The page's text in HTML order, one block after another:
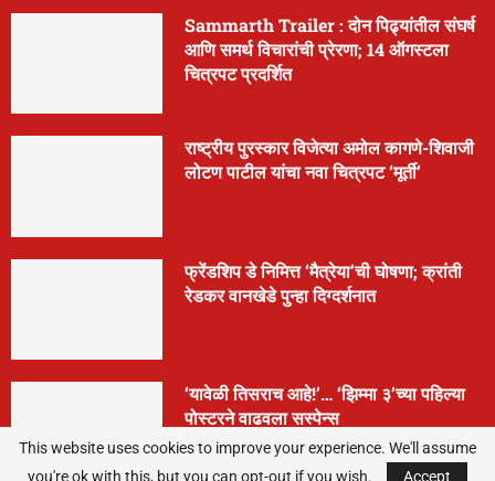
Sammarth Trailer : दोन पिढ्यांतील संघर्ष
आणि समर्थ विचारांची प्रेरणा; 14 ऑगस्टला
चित्रपट प्रदर्शित
राष्ट्रीय पुरस्कार विजेत्या अमोल कागणे-शिवाजी
लोटण पाटील यांचा नवा चित्रपट ‘मूर्ती’
फ्रेंडशिप डे निमित्त ‘मैत्रेया’ची घोषणा; क्रांती
रेडकर वानखेडे पुन्हा दिग्दर्शनात
‘यावेळी तिसराच आहे!’… ‘झिम्मा ३’च्या पहिल्या
पोस्टरने वाढवला सस्पेन्स
This website uses cookies to improve your experience. We'll assume
you're ok with this, but you can opt-out if you wish.
Accept